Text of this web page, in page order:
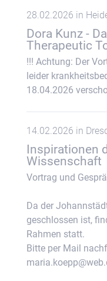
28.02.2026 in
Dora Kunz -
Therapeutic
!!! Achtung: Der
leider
18.04.2026
14.02.2026 in
Inspirationen
Wissenschaft
Vortrag und
Da der
geschlossen ist,
Rahmen statt.
Bitte per Mail